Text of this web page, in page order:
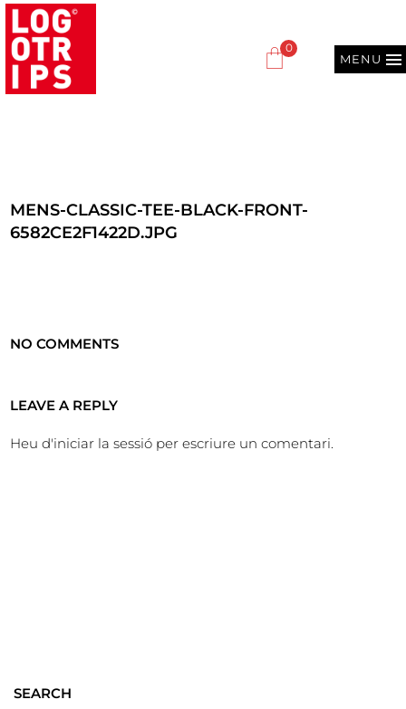
MENU
0
MENS-CLASSIC-TEE-BLACK-FRONT-
6582CE2F1422D.JPG
NO COMMENTS
LEAVE A REPLY
Heu d'iniciar la sessió per escriure un comentari.
SEARCH